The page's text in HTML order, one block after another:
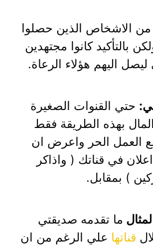
من الاشخاص الذين حصلوا
بالتأكيد كانوا مجتهدين
اليهم هؤلاء الرعاة.
حتي القنوات الصغيرة
بهذه الطريقة فقط
العمل الحر واعرض ان
في قناتك ( واذاكر
) بمقابل.
ما تقدمه صديقتي
قناتها علي الرغم من ان